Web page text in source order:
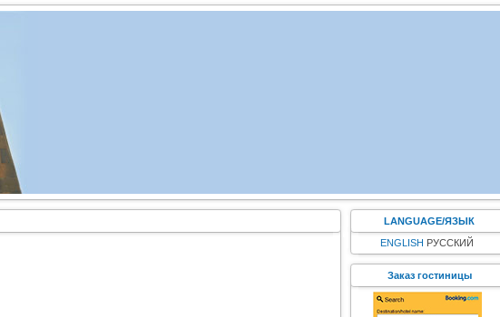
LANGUAGE/ЯЗЫК
ENGLISH РУССКИЙ
Заказ гостиницы